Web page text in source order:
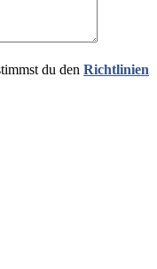
du den Richtlinien